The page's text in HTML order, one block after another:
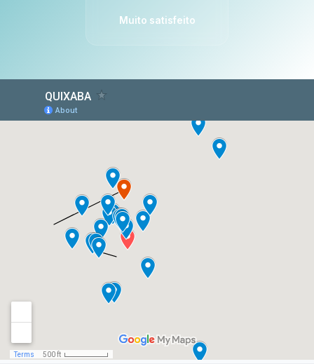
Muito satisfeito